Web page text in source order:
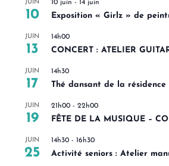
JUIN
10
10 juin -14 juin
Exposition « Girlz » de
JUIN
13
14h00
CONCERT : ATELIER
JUIN
17
14h30
Thé dansant de la résidence
JUIN
19
21h00 -22h00
FÊTE DE LA MUSIQUE –
JUIN
25
14h30 -16h30
Activité seniors : Atelier